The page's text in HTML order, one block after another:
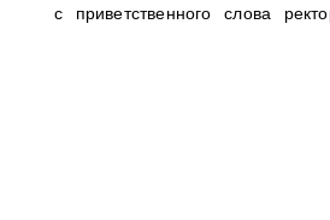
с приветственного слова
Олеговича.